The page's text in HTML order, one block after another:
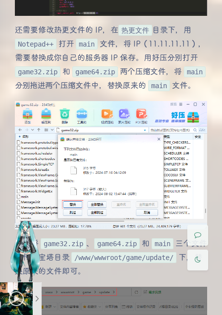
夜间模式
Sans Serif
浅阴影
关闭 日落 暗化 灰度
还需要修改热更文件的 IP，在 热更文件 目录下，用
Notepad++ 打开 main
文件，将 IP（11.11.11.11），
需要替换成你自己的服务器 IP 保存。用好压分别打开
game32.zip 和 game64.zip 两个压缩文件，将 main
分别拖进两个压缩文件中，替换原来的 main 文件。
最后将 game32.zip 、 game64.zip 和 main
三个文件
上传到宝塔目录
/www/wwwroot/game/update/
下，替
换原来的文件即可。